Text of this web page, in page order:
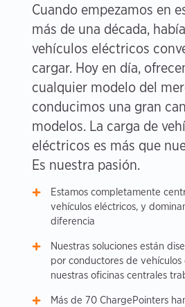
Cuando empezamos en
más de una década,
vehículos eléctricos
cargar. Hoy en día,
cualquier modelo del
conducimos una gran
modelos. La carga de
eléctricos es más que
Es nuestra pasión.
Estamos completamente
vehículos eléctricos, y
diferencia
Nuestras soluciones están
por conductores de vehículos
nuestras oficinas centrales
Más de 70 ChargePointers